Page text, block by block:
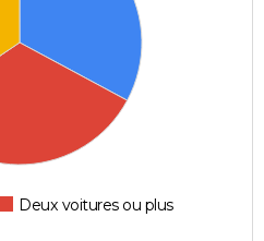
Deux voitures ou plus